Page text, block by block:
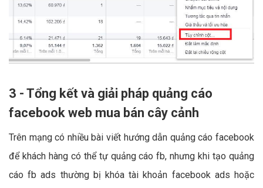
3 - Tổng kết và giải pháp quảng cáo
facebook web mua bán cây cảnh
Trên mạng có nhiều bài viết hướng dẫn quảng cáo facebook
để khách hàng có thể tự quảng cáo fb, nhưng khi tạo quảng
cáo fb ads thường bị khóa tài khoản facebook ads hoặc